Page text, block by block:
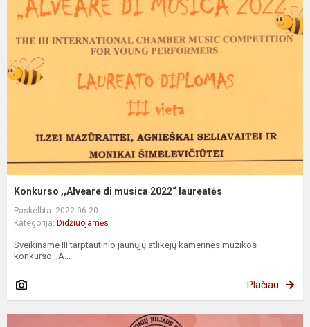
Konkurso ,,Alveare di musica 2022“ laureatės
Paskelbta: 2022-06-20
Kategorija: Didžiuojamės
Sveikiname III tarptautinio jaunųjų atlikėjų kamerinės muzikos
konkurso ,,A...
Plačiau